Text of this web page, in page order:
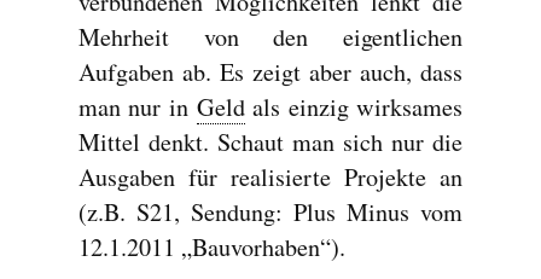
Mehrheit von den eigentlichen
Aufgaben ab. Es zeigt aber auch, dass
man nur in Geldals einzig wirksames
Mittel denkt. Schaut man sich nur die
Ausgaben für realisierte Projekte an
(z.B. S21, Sendung: Plus Minus vom
12.1.2011 „Bauvorhaben“).